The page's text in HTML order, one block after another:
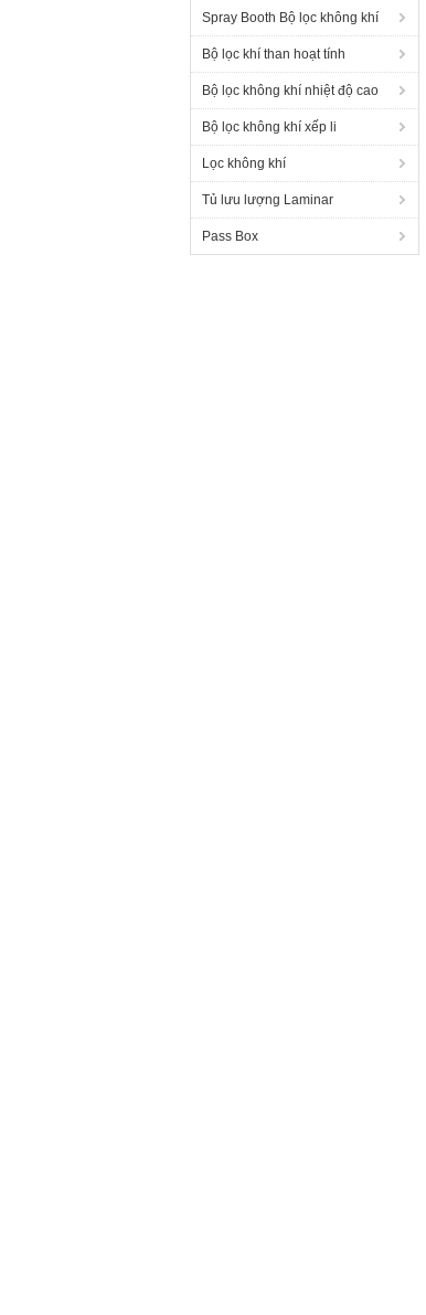
Spray Booth Bộ lọc không khí
Bộ lọc khí than hoạt tính
Bộ lọc không khí nhiệt độ cao
Bộ lọc không khí xếp li
Lọc không khí
Tủ lưu lượng Laminar
Pass Box